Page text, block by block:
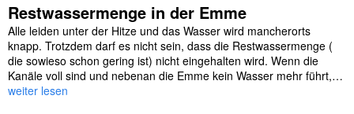
Restwassermenge in der Emme
Alle leiden unter der Hitze und das Wasser wird mancherorts
knapp. Trotzdem darf es nicht sein, dass die Restwassermenge (
die sowieso schon gering ist) nicht eingehalten wird. Wenn die
Kanäle voll sind und nebenan die Emme kein Wasser mehr führt,…
weiter lesen